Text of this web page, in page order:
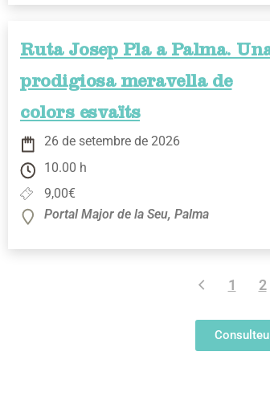
Ruta Josep Pla a Palma.
prodigiosa meravella de
colors esvaïts
26 de setembre de 2026
10.00 h
9,00€
Portal Major de la Seu, Palma
1 2